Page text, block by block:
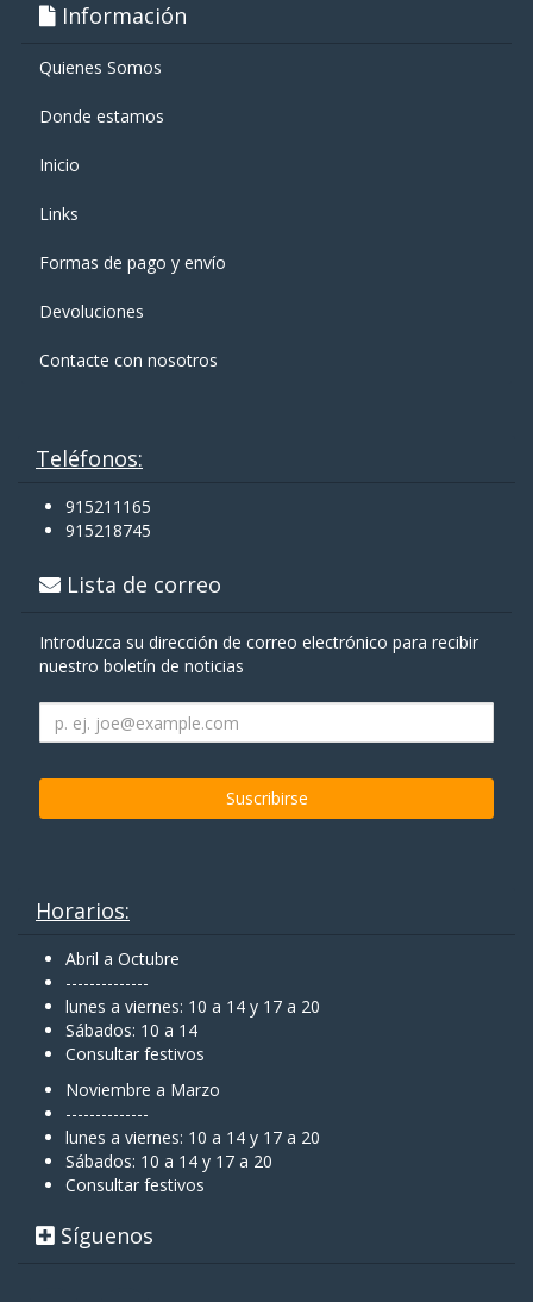
Información
Quienes Somos
Donde estamos
Inicio
Links
Formas de pago y enví­o
Devoluciones
Contacte con nosotros
Teléfonos:
915211165
915218745
Lista de correo
Introduzca su dirección de correo electrónico para recibir
nuestro boletín de noticias
Horarios:
Abril a Octubre
--------------
lunes a viernes: 10 a 14 y 17 a 20
Sábados: 10 a 14
Consultar festivos
Noviembre a Marzo
--------------
lunes a viernes: 10 a 14 y 17 a 20
Sábados: 10 a 14 y 17 a 20
Consultar festivos
Síguenos